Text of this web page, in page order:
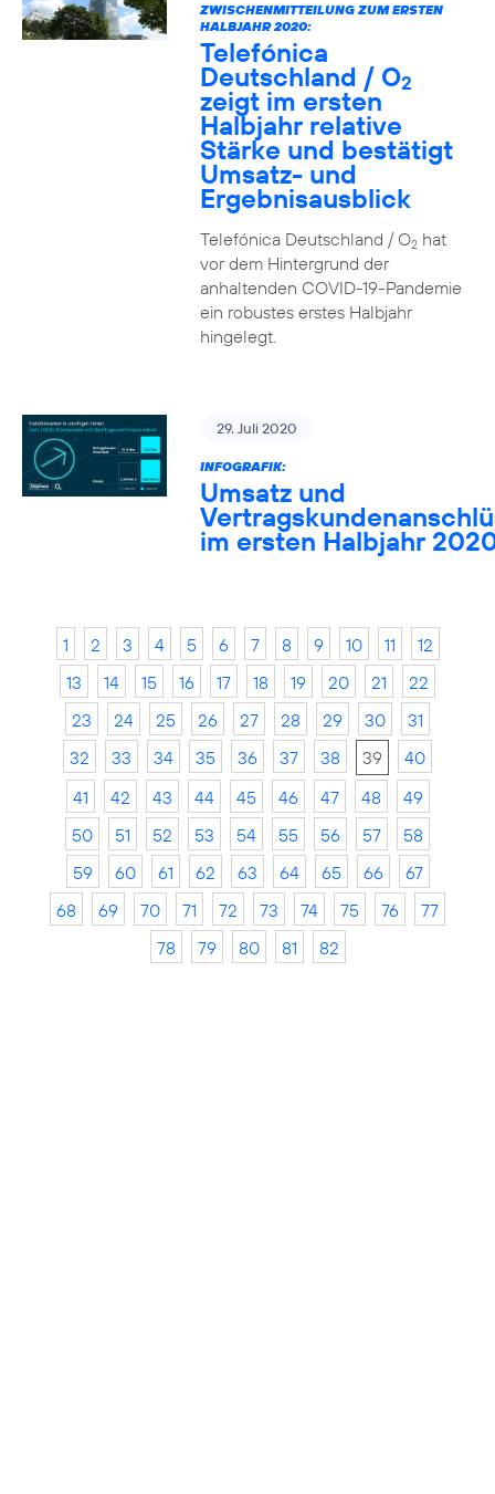
ZWISCHENMITTEILUNG ZUM ERSTEN
HALBJAHR 2020:
Telefónica
Deutschland / O2
zeigt im ersten
Halbjahr relative
Stärke und bestätigt
Umsatz- und
Ergebnisausblick
Telefónica Deutschland / O2hat
vor dem Hintergrund der
anhaltenden COVID-19-Pandemie
ein robustes erstes Halbjahr
hingelegt.
29. Juli 2020
INFOGRAFIK:
Umsatz und
im ersten Halbjahr
1 2 3 4 5 6 7 8 9 10 11
12
13
14 15 16 17 18 19 20 21
22
23
24 25 26 27 28 29 30
31
32
33 34 35 36 37 38 39
40
41
42 43 44 45 46 47 48
49
50
51 52 53 54 55 56 57
58
59
60 61 62 63 64 65 66
67
68
69 70 71 72 73 74 75 76
77
78
79 80 81 82